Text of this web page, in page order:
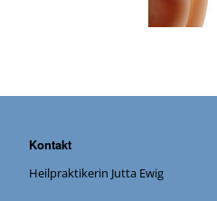
Kontakt
Heilpraktikerin Jutta Ewig